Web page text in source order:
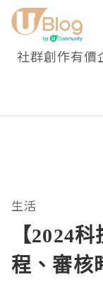
社群創作有價
生活
【2024
程、審核